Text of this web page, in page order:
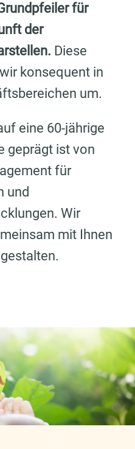
für
der
Diese
konsequent in
um.
eine 60-jährige
geprägt ist von
für
und
Wir
mit Ihnen